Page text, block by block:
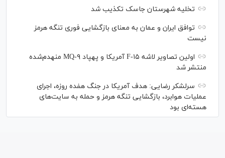
تخلیه شهرستان جاسک تکذیب شد
توافق ایران و عمان به معنای بازگشایی فوری تنگه هرمز
نیست
اولین تصاویر لاشه F-۱۵ آمریکا و پهپاد MQ-۹ منهدم‌شده
منتشر شد
سرلشکر رضایی: هدف آمریکا در جنگ هفده روزه، اجرای
عملیات هوابرد، بازگشایی تنگه هرمز و حمله به سایت‌های
هسته‌ای بود